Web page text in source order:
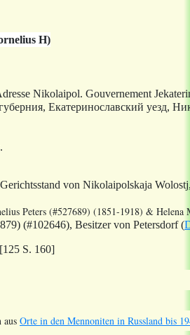
H)
Nikolaipol. Gouvernement
Екатеринославский уезд,
Gerichtsstand von Nikolaipolskaja
Peters (#527689) (1851-1918) &
(#102646), Besitzer von Petersdorf (
S. 160]
Orte in den Mennoniten in Russland bis